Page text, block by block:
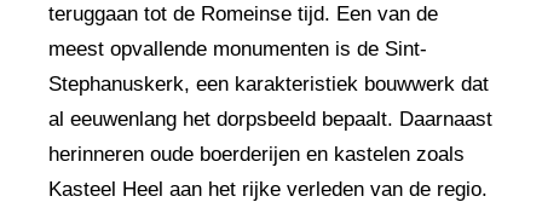
teruggaan tot de Romeinse tijd. Een van de
meest opvallende monumenten is de Sint-
Stephanuskerk, een karakteristiek bouwwerk dat
al eeuwenlang het dorpsbeeld bepaalt. Daarnaast
herinneren oude boerderijen en kastelen zoals
Kasteel Heel aan het rijke verleden van de regio.